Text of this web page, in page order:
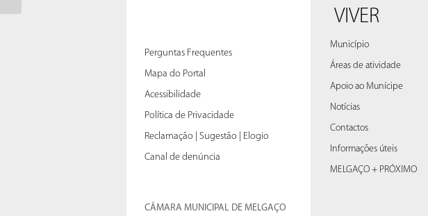
Perguntas Frequentes
Mapa do Portal
Acessibilidade
Política de Privacidade
Reclamação | Sugestão | Elogio
Canal de denúncia
CÂMARA MUNICIPAL DE MELGAÇO
VIVER
Município
Áreas de atividade
Apoio ao Munícipe
Notícias
Contactos
Informações úteis
MELGAÇO + PRÓXIMO